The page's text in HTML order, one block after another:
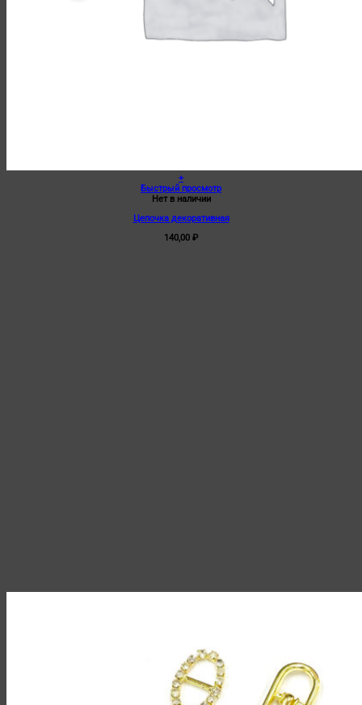
+
Быстрый просмотр
Нет в наличии
Цепочка декоративная
140,00 ₽